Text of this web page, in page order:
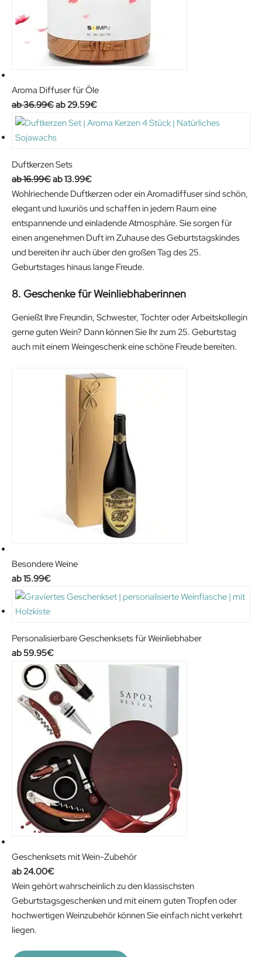
Aroma Diffuser für Öle
36.99€O
r
i
i
n
a
l
p
r
i
c
w
s
:
3
29.59€C
u
t
p
r
i
c
e
s
2
9
.
9
€
Duftkerzen Sets
16.99€O
r
i
g
i
n
a
p
13.99€C
u
r
r
e
n
t
r
c
i
:
1
3
Wohlriechende Duftkerzen oder ein Aromadiffuser sind schön,
elegant und luxuriös und schaffen in jedem Raum eine
entspannende und einladende Atmosphäre. Sie sorgen für
einen angenehmen Duft im Zuhause des Geburtstagskindes
und bereiten ihr auch über den großen Tag des 25.
Geburtstages hinaus lange Freude.
8. Geschenke für Weinliebhaberinnen
Genießt Ihre Freundin, Schwester, Tochter oder Arbeitskollegin
gerne guten Wein? Dann können Sie Ihr zum 25. Geburtstag
auch mit einem Weingeschenk eine schöne Freude bereiten.
Besondere Weine
15.99€
Personalisierbare Geschenksets für Weinliebhaber
59.95€
Geschenksets mit Wein-Zubehör
24.00€
Wein gehört wahrscheinlich zu den klassischsten
Geburtstagsgeschenken und mit einem guten Tropfen oder
hochwertigen Weinzubehör können Sie einfach nicht verkehrt
liegen.